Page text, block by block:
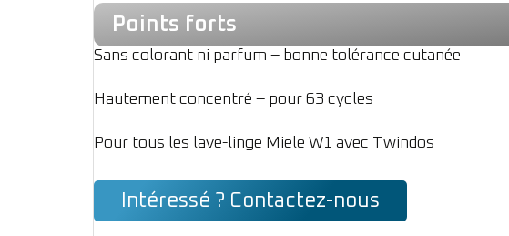
Points forts
Sans colorant ni parfum – bonne tolérance cutanée
Hautement concentré – pour 63 cycles
Pour tous les lave-linge Miele W1 avec Twindos
Intéressé ? Contactez-nous